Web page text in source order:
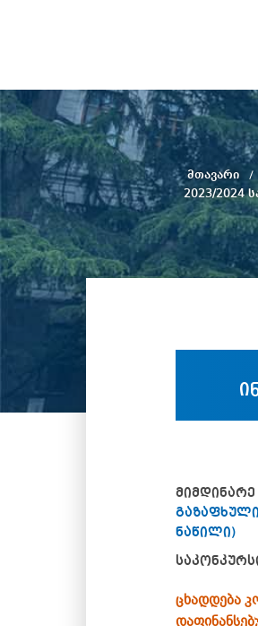
სახელობის
სახელმწიფო
მთავარი
2023/2024
ნაწილი)
ცხადდება